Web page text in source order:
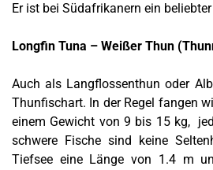
Er ist bei Südafrikanern ein
Longfin Tuna – Weißer Thun
Auch als Langflossenthun oder
Thunfischart. In der Regel fangen
einem Gewicht von 9 bis 15 kg,
schwere Fische sind keine
Tiefsee eine Länge von 1.4 m